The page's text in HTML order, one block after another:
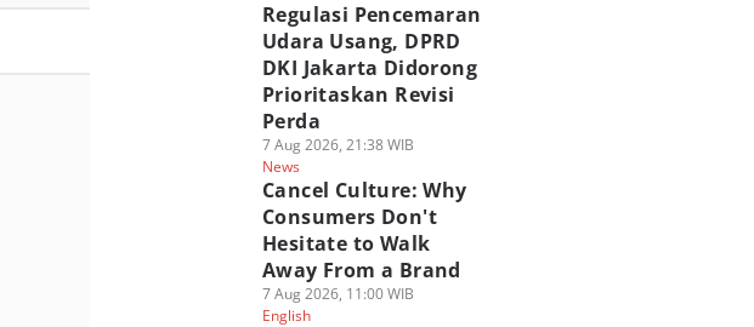
Regulasi Pencemaran
Udara Usang, DPRD
DKI Jakarta Didorong
Prioritaskan Revisi
Perda
7 Aug 2026, 21:38 WIB
News
Cancel Culture: Why
Consumers Don't
Hesitate to Walk
Away From a Brand
7 Aug 2026, 11:00 WIB
English